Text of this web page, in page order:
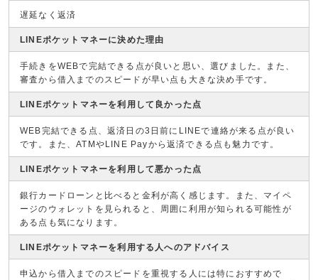
遅延なく返済
LINEポケットマネーに決めた理由
手続きをWEBで完結できる点が良いと思い、選びました。また、
審査から借入までのスピードが早い点も大きな決め手です。
LINEポケットマネーを利用して良かった点
WEB完結できる点、返済日の3日前にLINEで連絡が来る点が良い
です。また、ATMやLINE Payから返済できる点も魅力です。
LINEポケットマネーを利用して悪かった点
銀行カードローンと比べると金利が高く感じます。また、マイペ
ージのウォレットを見られると、周囲に利用が知られる可能性が
ある点も気になります。
LINEポケットマネーを利用する人へのアドバイス
申込から借入までのスピードを重視する人には特におすすめで